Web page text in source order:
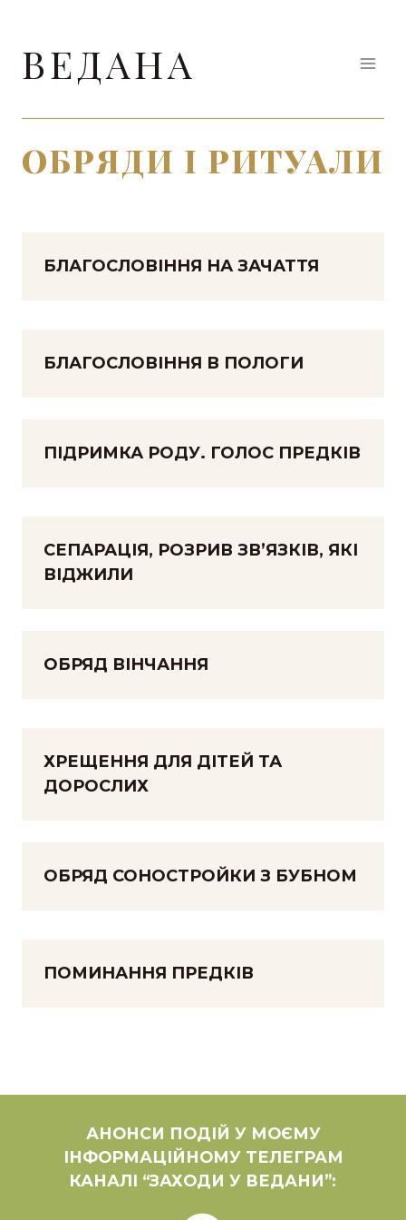
вмісту
ВЕДАНА
ОБРЯДИ І РИТУАЛИ
БЛАГОСЛОВІННЯ НА ЗАЧАТТЯ
БЛАГОСЛОВІННЯ В ПОЛОГИ
ПІДРИМКА РОДУ. ГОЛОС ПРЕДКІВ
СЕПАРАЦІЯ, РОЗРИВ ЗВ’ЯЗКІВ, ЯКІ
ВІДЖИЛИ
ОБРЯД ВІНЧАННЯ
ХРЕЩЕННЯ ДЛЯ ДІТЕЙ ТА
ДОРОСЛИХ
ОБРЯД СОНОСТРОЙКИ З БУБНОМ
ПОМИНАННЯ ПРЕДКІВ
АНОНСИ ПОДІЙ У МОЄМУ
ІНФОРМАЦІЙНОМУ ТЕЛЕГРАМ
КАНАЛІ “ЗАХОДИ У ВЕДАНИ”: